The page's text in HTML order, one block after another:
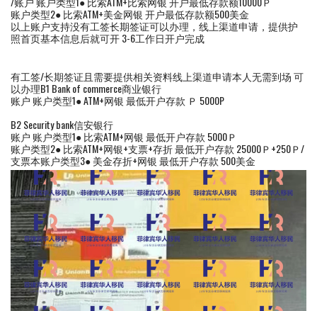
账户类型2● 比索ATM+美金网银 开户最低存款额500美金
以上账户支持没有工签长期签证可以办理，线上渠道申请，提供护
照首页基本信息后就可开 3-6工作日开户完成
有工签/长期签证且需要提供相关资料线上渠道申请本人无需到场 可
以办理B1 Bank of commerce商业银行
账户 账户类型1● ATM+网银 最低开户存款 Ｐ 5000P
B2 Security bank信安银行
账户 账户类型1● 比索ATM+网银 最低开户存款 5000Ｐ
账户类型2● 比索ATM+网银+支票+存折 最低开户存款 25000Ｐ+250Ｐ/
支票本账户类型3● 美金存折+网银 最低开户存款 500美金